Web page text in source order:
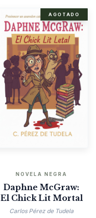
AGOTADO
NOVELA NEGRA
Daphne McGraw:
El Chick Lit Mortal
Carlos Pérez de Tudela